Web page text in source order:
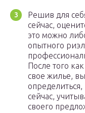
Решив для
сейчас,
это можно
опытного
После того
свое жилье,
сейчас,
своего